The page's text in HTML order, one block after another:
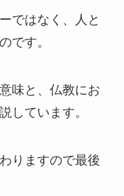
ではなく、人と
です。
味と、仏教にお
しています。
りますので最後